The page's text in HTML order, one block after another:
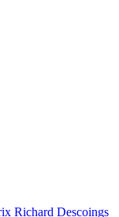
Richard Descoings